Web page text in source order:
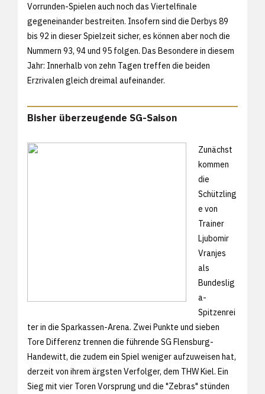
Vorrunden-Spielen auch noch das Viertelfinale
gegeneinander bestreiten. Insofern sind die Derbys 89
bis 92 in dieser Spielzeit sicher, es können aber noch die
Nummern 93, 94 und 95 folgen. Das Besondere in diesem
Jahr: Innerhalb von zehn Tagen treffen die beiden
Erzrivalen gleich dreimal aufeinander.
Bisher überzeugende SG-Saison
Zunächst
kommen
die
Schützling
e von
Trainer
Ljubomir
Vranjes
als
Bundeslig
a-
Spitzenrei
ter in die Sparkassen-Arena. Zwei Punkte und sieben
Tore Differenz trennen die führende SG Flensburg-
Handewitt, die zudem ein Spiel weniger aufzuweisen hat,
derzeit von ihrem ärgsten Verfolger, dem THW Kiel. Ein
Sieg mit vier Toren Vorsprung und die "Zebras" stünden